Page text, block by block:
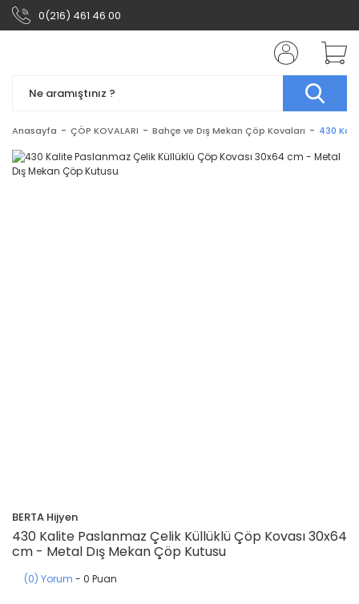
0(216) 461 46 00
Anasayfa ÇÖP KOVALARI Bahçe ve Dış Mekan Çöp Kovaları 430
BERTA Hijyen
430 Kalite Paslanmaz Çelik Küllüklü Çöp Kovası 30x64
cm - Metal Dış Mekan Çöp Kutusu
(0) Yorum - 0 Puan